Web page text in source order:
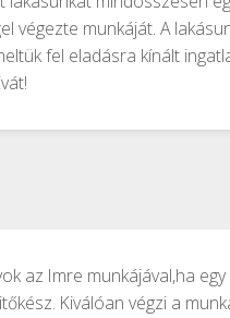
végezte munkáját. A
fel eladásra kínált
az Imre munkájával,ha
Kiválóan végzi a